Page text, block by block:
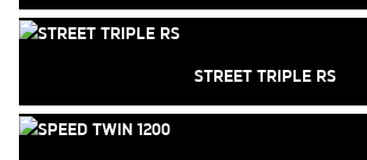
STREET TRIPLE RS